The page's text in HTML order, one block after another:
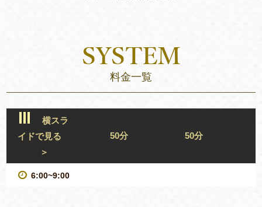
料金一覧
横スラ
イドで見る
＞
50分 50分
6:00~9:00